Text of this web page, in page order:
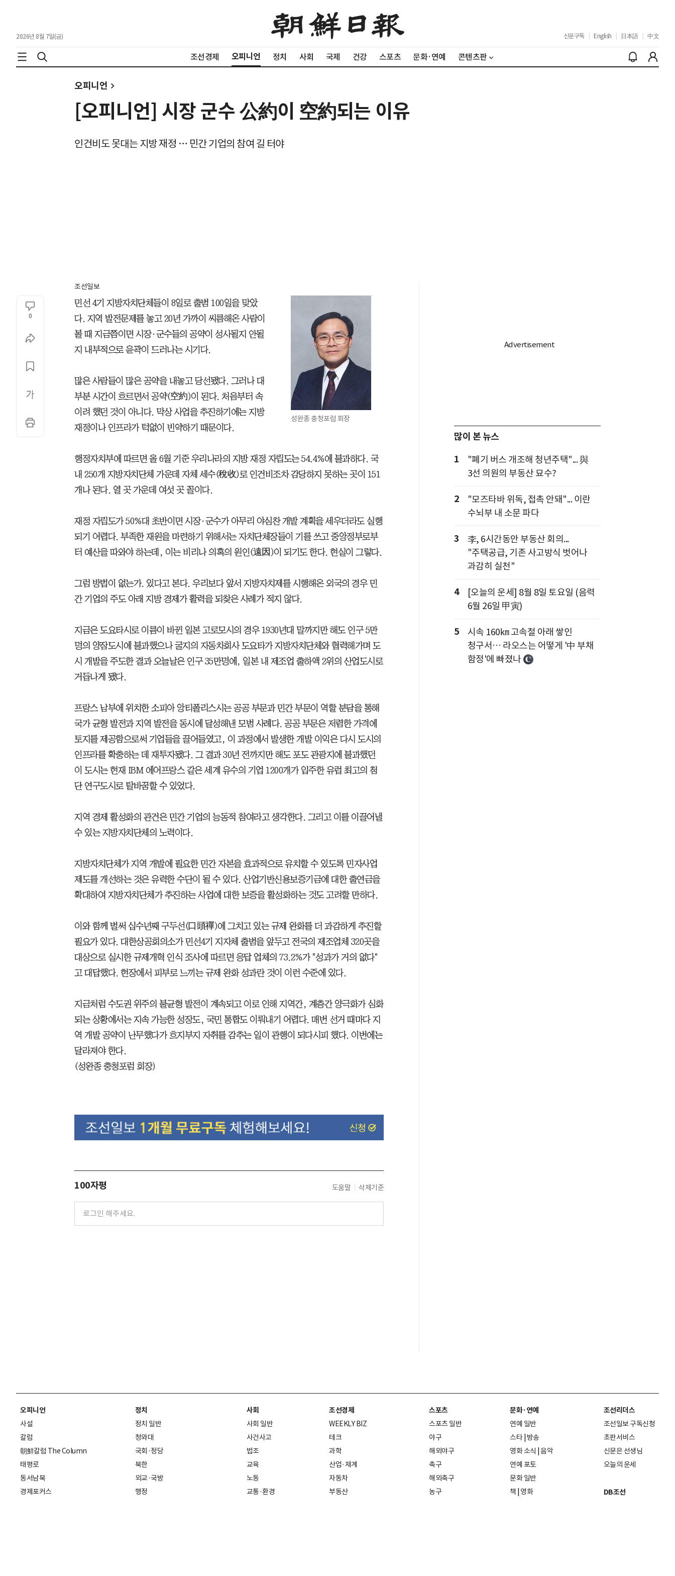
2026년 8월 7일(금) 신문구독 English 日本語 中文
조선경제 오피니언 정치 사회 국제 건강 스포츠 문화·연예 콘텐츠판
오피니언
[오피니언] 시장 군수 公約이 空約되는 이유
인건비도 못대는 지방 재정 … 민간 기업의 참여 길 터야
조선일보
0
성완종 충청포럼 회장
민선 4기 지방자치단체들이 8일로 출범 100일을 맞았
다. 지역 발전문제를 놓고 20년 가까이 씨름해온 사람이
볼 때 지금쯤이면 시장·군수들의 공약이 성사될지 안될
지 내부적으로 윤곽이 드러나는 시기다.
많은 사람들이 많은 공약을 내놓고 당선됐다. 그러나 대
부분 시간이 흐르면서 공약(空約)이 된다. 처음부터 속
이려 했던 것이 아니다. 막상 사업을 추진하기에는 지방
재정이나 인프라가 턱없이 빈약하기 때문이다.
행정자치부에 따르면 올 6월 기준 우리나라의 지방 재정 자립도는 54.4%에 불과하다. 국
내 250개 지방자치단체 가운데 자체 세수(稅收)로 인건비조차 감당하지 못하는 곳이 151
개나 된다. 열 곳 가운데 여섯 곳 꼴이다.
재정 자립도가 50%대 초반이면 시장·군수가 아무리 야심찬 개발 계획을 세우더라도 실행
되기 어렵다. 부족한 재원을 마련하기 위해서는 자치단체장들이 기를 쓰고 중앙정부로부
터 예산을 따와야 하는데, 이는 비리나 의혹의 원인(遠因)이 되기도 한다. 현실이 그렇다.
그럼 방법이 없는가. 있다고 본다. 우리보다 앞서 지방자치제를 시행해온 외국의 경우 민
간 기업의 주도 아래 지방 경제가 활력을 되찾은 사례가 적지 않다.
지금은 도요타시로 이름이 바뀐 일본 고로모시의 경우 1930년대 말까지만 해도 인구 5만
명의 양잠도시에 불과했으나 굴지의 자동차회사 도요타가 지방자치단체와 협력해가며 도
시 개발을 주도한 결과 오늘날은 인구 35만명에, 일본 내 제조업 출하액 2위의 산업도시로
거듭나게 됐다.
프랑스 남부에 위치한 소피아 앙티폴리스시는 공공 부문과 민간 부문이 역할 분담을 통해
국가 균형 발전과 지역 발전을 동시에 달성해낸 모범 사례다. 공공 부문은 저렴한 가격에
토지를 제공함으로써 기업들을 끌어들였고, 이 과정에서 발생한 개발 이익은 다시 도시의
인프라를 확충하는 데 재투자됐다. 그 결과 30년 전까지만 해도 포도 관광지에 불과했던
이 도시는 현재 IBM 에어프랑스 같은 세계 유수의 기업 1200개가 입주한 유럽 최고의 첨
단 연구도시로 탈바꿈할 수 있었다.
지역 경제 활성화의 관건은 민간 기업의 능동적 참여라고 생각한다. 그리고 이를 이끌어낼
수 있는 지방자치단체의 노력이다.
지방자치단체가 지역 개발에 필요한 민간 자본을 효과적으로 유치할 수 있도록 민자사업
제도를 개선하는 것은 유력한 수단이 될 수 있다. 산업기반신용보증기금에 대한 출연금을
확대하여 지방자치단체가 추진하는 사업에 대한 보증을 활성화하는 것도 고려할 만하다.
이와 함께 벌써 십수년째 구두선(口頭禪)에 그치고 있는 규제 완화를 더 과감하게 추진할
필요가 있다. 대한상공회의소가 민선4기 지자체 출범을 앞두고 전국의 제조업체 320곳을
대상으로 실시한 규제개혁 인식 조사에 따르면 응답 업체의 73.2%가 "성과가 거의 없다"
고 대답했다. 현장에서 피부로 느끼는 규제 완화 성과란 것이 이런 수준에 있다.
지금처럼 수도권 위주의 불균형 발전이 계속되고 이로 인해 지역간, 계층간 양극화가 심화
되는 상황에서는 지속 가능한 성장도, 국민 통합도 이뤄내기 어렵다. 매번 선거 때마다 지
역 개발 공약이 난무했다가 흐지부지 자취를 감추는 일이 관행이 되다시피 했다. 이번에는
달라져야 한다.
(성완종 충청포럼 회장)
100자평 도움말 삭제기준
많이 본 뉴스
1
"폐기 버스 개조해 청년주택"... 與
3선 의원의 부동산 묘수?
2
"모즈타바 위독, 접촉 안돼"... 이란
수뇌부 내 소문 파다
3
李, 6시간동안 부동산 회의...
"주택공급, 기존 사고방식 벗어나
과감히 실천"
4
[오늘의 운세] 8월 8일 토요일 (음력
6월 26일 甲寅)
5
시속 160㎞ 고속철 아래 쌓인
청구서… 라오스는 어떻게 '中 부채
함정'에 빠졌나
오피니언
사설
칼럼
朝鮮칼럼 The Column
태평로
동서남북
경제포커스
정치
정치 일반
청와대
국회·정당
북한
외교·국방
행정
사회
사회 일반
사건사고
법조
교육
노동
교통·환경
조선경제
WEEKLY BIZ
테크
과학
산업·재계
자동차
부동산
스포츠
스포츠 일반
야구
해외야구
축구
해외축구
농구
문화·연예
연예 일반
스타 방송
영화 소식 음악
연예 포토
문화 일반
책
영화
조선리더스
조선일보 구독신청
초판서비스
신문은 선생님
오늘의 운세
DB조선